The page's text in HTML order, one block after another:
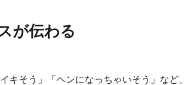
が伝わる
キそう」「ヘンになっちゃいそう」など、